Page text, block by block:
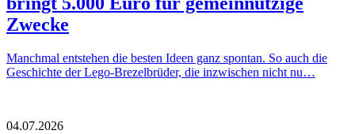
Zwecke
Manchmal entstehen die besten Ideen ganz spontan. So auch die
Geschichte der Lego-Brezelbrüder, die inzwischen nicht nu…
04.07.2026